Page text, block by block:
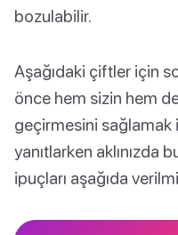
bozulabilir.
Aşağıdaki çiftler için
önce hem sizin hem
geçirmesini sağlamak
yanıtlarken aklınızda
ipuçları aşağıda